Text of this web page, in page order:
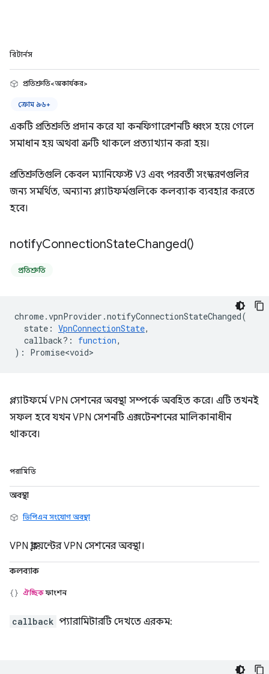
রিটার্নস
প্রতিশ্রুতি<অকার্যকর>
ক্রোম ৯৬+
একটি প্রতিশ্রুতি প্রদান করে যা কনফিগারেশনটি ধ্বংস হয়ে গেলে
সমাধান হয় অথবা ত্রুটি থাকলে প্রত্যাখ্যান করা হয়।
প্রতিশ্রুতিগুলি কেবল ম্যানিফেস্ট V3 এবং পরবর্তী সংস্করণগুলির
জন্য সমর্থিত, অন্যান্য প্ল্যাটফর্মগুলিকে কলব্যাক ব্যবহার করতে
হবে।
notifyConnectionStateChanged()
প্রতিশ্রুতি
chrome.vpnProvider .notifyConnectionStateChanged(
state : VpnConnectionState,
callback? : function,
) : Promise<void>
প্ল্যাটফর্মে VPN সেশনের অবস্থা সম্পর্কে অবহিত করে। এটি তখনই
সফল হবে যখন VPN সেশনটি এক্সটেনশনের মালিকানাধীন
থাকবে।
পরামিতি
অবস্থা
ভিপিএন সংযোগ অবস্থা
VPN ক্লায়েন্টের VPN সেশনের অবস্থা।
কলব্যাক
ঐচ্ছিকফাংশন
callback প্যারামিটারটি দেখতে এরকম: